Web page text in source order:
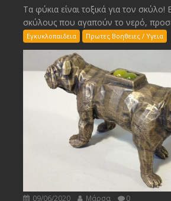
Τα φύκια είναι τοξικά για τον σκύλο!
σκύλους που αγαπούν το νερό,
Εγκυκλοπαιδεια Πρωτες Βοηθειες / Υγεια
09/06/2020 Μάρσα 0